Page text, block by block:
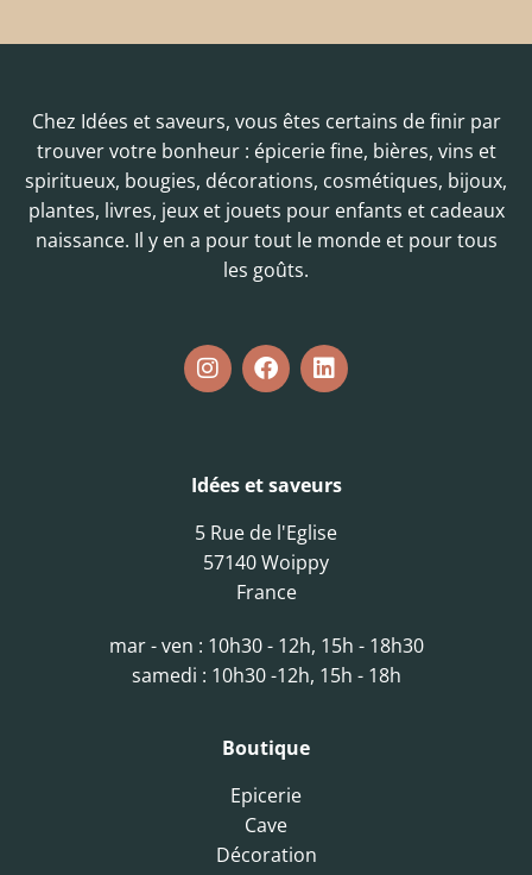
Chez Idées et saveurs, vous êtes certains de finir par
trouver votre bonheur : épicerie fine, bières, vins et
spiritueux, bougies, décorations, cosmétiques, bijoux,
plantes, livres, jeux et jouets pour enfants et cadeaux
naissance. Il y en a pour tout le monde et pour tous
les goûts.
Idées et saveurs
5 Rue de l'Eglise
57140 Woippy
France
mar - ven : 10h30 - 12h, 15h - 18h30
samedi : 10h30 -12h, 15h - 18h
Boutique
Epicerie
Cave
Décoration